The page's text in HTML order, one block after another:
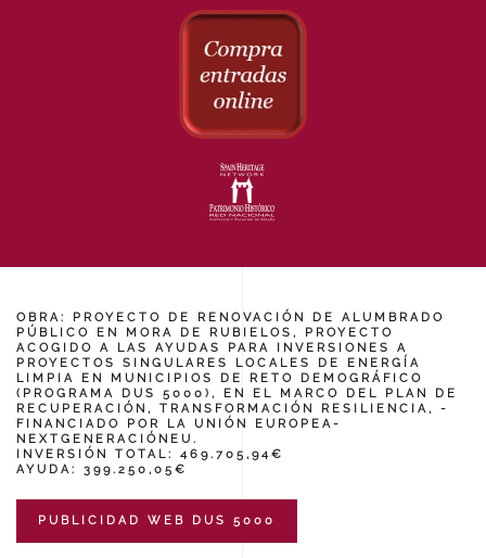
OBRA: PROYECTO DE RENOVACIÓN DE ALUMBRADO
PÚBLICO EN MORA DE RUBIELOS, PROYECTO
ACOGIDO A LAS AYUDAS PARA INVERSIONES A
PROYECTOS SINGULARES LOCALES DE ENERGÍA
LIMPIA EN MUNICIPIOS DE RETO DEMOGRÁFICO
(PROGRAMA DUS 5000), EN EL MARCO DEL PLAN DE
RECUPERACIÓN, TRANSFORMACIÓN RESILIENCIA, -
FINANCIADO POR LA UNIÓN EUROPEA-
NEXTGENERACIÓNEU.
INVERSIÓN TOTAL: 469.705,94€
AYUDA: 399.250,05€
PUBLICIDAD WEB DUS 5000